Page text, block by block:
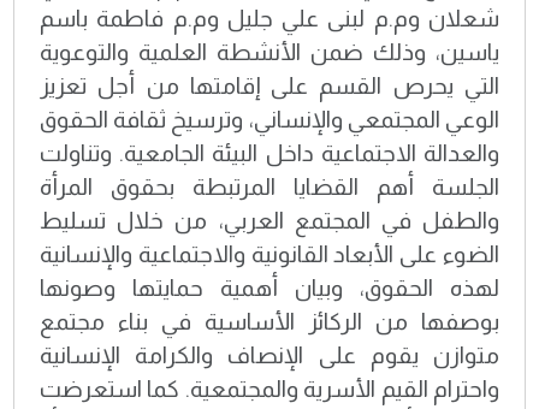
شعلان وم.م لبنى علي جليل وم.م فاطمة باسم
ياسين، وذلك ضمن الأنشطة العلمية والتوعوية
التي يحرص القسم على إقامتها من أجل تعزيز
الوعي المجتمعي والإنساني، وترسيخ ثقافة الحقوق
والعدالة الاجتماعية داخل البيئة الجامعية. وتناولت
الجلسة أهم القضايا المرتبطة بحقوق المرأة
والطفل في المجتمع العربي، من خلال تسليط
الضوء على الأبعاد القانونية والاجتماعية والإنسانية
لهذه الحقوق، وبيان أهمية حمايتها وصونها
بوصفها من الركائز الأساسية في بناء مجتمع
متوازن يقوم على الإنصاف والكرامة الإنسانية
واحترام القيم الأسرية والمجتمعية. كما استعرضت